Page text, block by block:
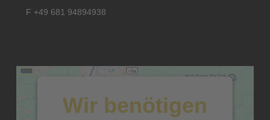
F +49 681 94894938
Wir benötigen